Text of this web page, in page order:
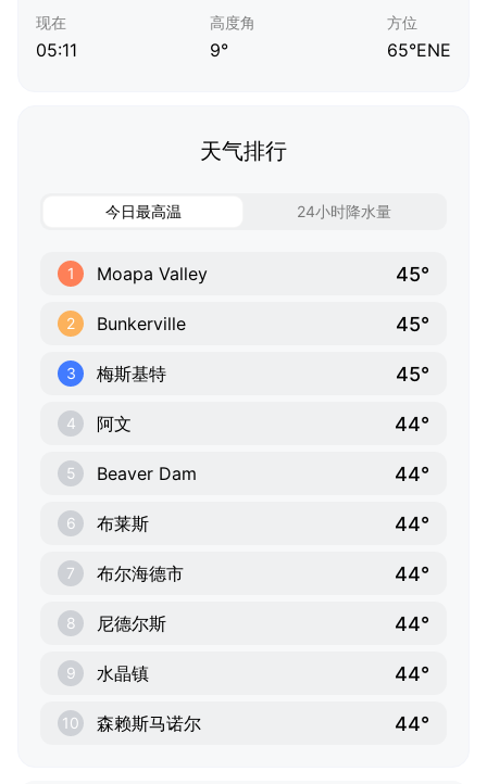
现在
05:11
高度角
9°
方位
65°ENE
天气排行
今日最高温 24小时降水量
1 Moapa Valley 45°
2 Bunkerville 45°
3 梅斯基特 45°
4 阿文 44°
5 Beaver Dam 44°
6 布莱斯 44°
7 布尔海德市 44°
8 尼德尔斯 44°
9 水晶镇 44°
10 森赖斯马诺尔 44°